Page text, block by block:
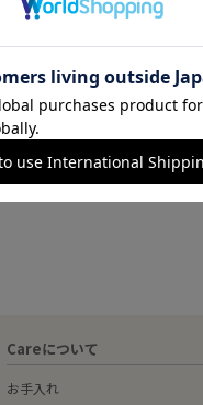
Careについて
お手入れ